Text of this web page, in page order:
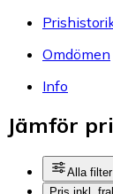
Omdömen
Info
Jämför
Alla filter